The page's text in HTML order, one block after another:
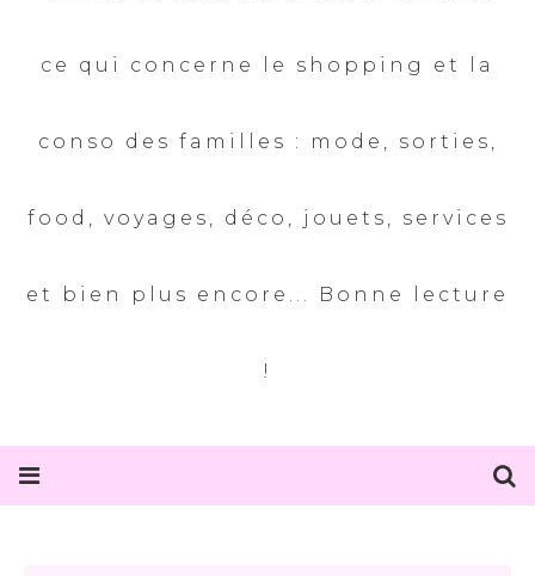
ce qui concerne le shopping et la
conso des familles : mode, sorties,
food, voyages, déco, jouets, services
et bien plus encore... Bonne lecture
!